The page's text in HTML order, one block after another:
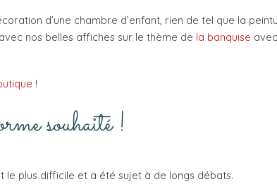
d’une chambre d’enfant, rien de tel que la
nos belles affiches sur le thème de la banquise avec
!
souhaité !
le plus difficile et a été sujet à de longs débats.